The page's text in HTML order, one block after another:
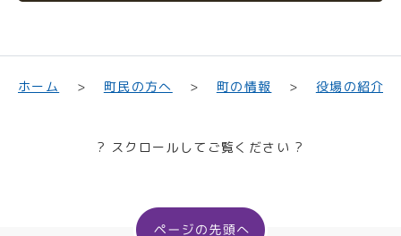
ホーム 町民の方へ 町の情報 役場の紹介
? スクロールしてご覧ください ?